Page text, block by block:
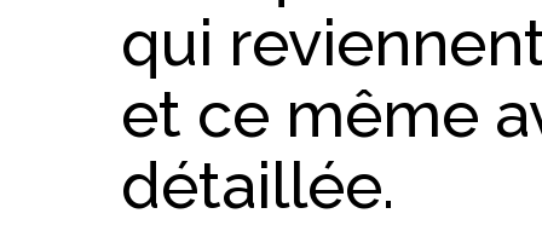
qui
et ce même
détaillée.